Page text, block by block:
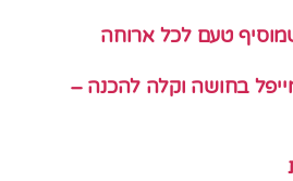
טעם לכל ארוחה
בחושה וקלה להכנה –